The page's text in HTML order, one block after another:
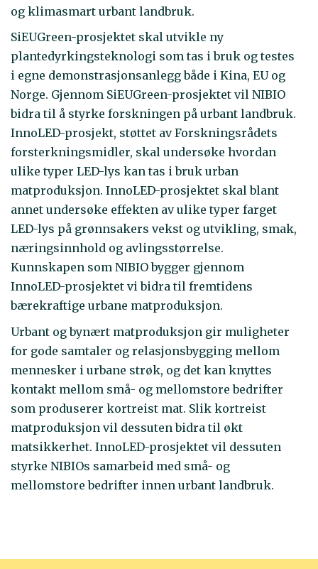
og klimasmart urbant landbruk.
SiEUGreen-prosjektet skal utvikle ny
plantedyrkingsteknologi som tas i bruk og testes
i egne demonstrasjonsanlegg både i Kina, EU og
Norge. Gjennom SiEUGreen-prosjektet vil NIBIO
bidra til å styrke forskningen på urbant landbruk.
InnoLED-prosjekt, støttet av Forskningsrådets
forsterkningsmidler, skal undersøke hvordan
ulike typer LED-lys kan tas i bruk urban
matproduksjon. InnoLED-prosjektet skal blant
annet undersøke effekten av ulike typer farget
LED-lys på grønnsakers vekst og utvikling, smak,
næringsinnhold og avlingsstørrelse.
Kunnskapen som NIBIO bygger gjennom
InnoLED-prosjektet vi bidra til fremtidens
bærekraftige urbane matproduksjon.
Urbant og bynært matproduksjon gir muligheter
for gode samtaler og relasjonsbygging mellom
mennesker i urbane strøk, og det kan knyttes
kontakt mellom små- og mellomstore bedrifter
som produserer kortreist mat. Slik kortreist
matproduksjon vil dessuten bidra til økt
matsikkerhet. InnoLED-prosjektet vil dessuten
styrke NIBIOs samarbeid med små- og
mellomstore bedrifter innen urbant landbruk.